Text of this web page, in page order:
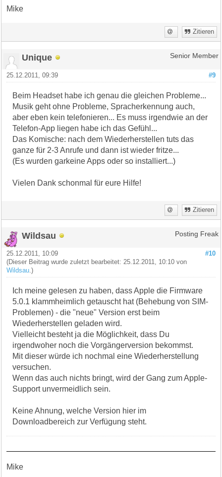
Mike
Zitieren
Unique Senior Member
#9
25.12.2011, 09:39
Beim Headset habe ich genau die gleichen Probleme...
Musik geht ohne Probleme, Spracherkennung auch,
aber eben kein telefonieren... Es muss irgendwie an der
Telefon-App liegen habe ich das Gefühl...
Das Komische: nach dem Wiederherstellen tuts das
ganze für 2-3 Anrufe und dann ist wieder fritze...
(Es wurden garkeine Apps oder so installiert...)
Vielen Dank schonmal für eure Hilfe!
Zitieren
Wildsau Posting Freak
#10
25.12.2011, 10:09
(Dieser Beitrag wurde zuletzt bearbeitet: 25.12.2011, 10:10 von
Wildsau .)
Ich meine gelesen zu haben, dass Apple die Firmware
5.0.1 klammheimlich getauscht hat (Behebung von SIM-
Problemen) - die "neue" Version erst beim
Wiederherstellen geladen wird.
Vielleicht besteht ja die Möglichkeit, dass Du
irgendwoher noch die Vorgängerversion bekommst.
Mit dieser würde ich nochmal eine Wiederherstellung
versuchen.
Wenn das auch nichts bringt, wird der Gang zum Apple-
Support unvermeidlich sein.
Keine Ahnung, welche Version hier im
Downloadbereich zur Verfügung steht.
Mike